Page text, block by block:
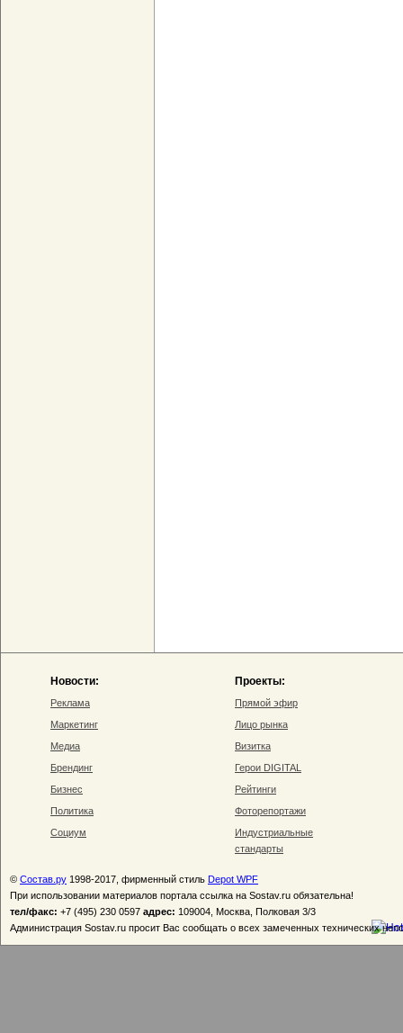
Новости:
Реклама
Маркетинг
Медиа
Брендинг
Бизнес
Политика
Социум
Проекты:
Прямой эфир
Лицо рынка
Визитка
Герои DIGITAL
Рейтинги
Фоторепортажи
Индустриальные
стандарты
© Состав.ру 1998-2017, фирменный стиль Depot WPF
При использовании материалов портала ссылка на Sostav.ru обязательна!
тел/факс: +7 (495) 230 0597 адрес: 109004, Москва, Полковая 3/3
Администрация Sostav.ru просит Вас сообщать о всех замеченных технических